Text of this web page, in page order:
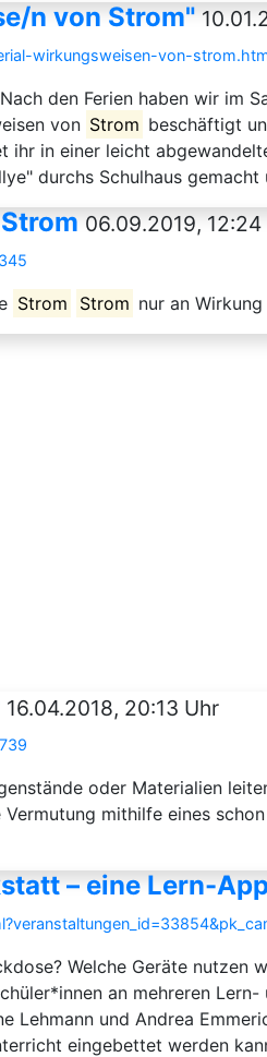
n von Strom"
wirkungsweisen-von-
den Ferien haben wir im
von Strom beschäftigt
ihr in einer leicht
durchs Schulhaus
06.09.2019, 12:24
Strom Strom nur an
16.04.2018, 20:13 Uhr
oder Materialien
mithilfe eines
– eine Lern-
Welche Geräte nutzen
an mehreren
Lehmann und Andrea
eingebettet werden